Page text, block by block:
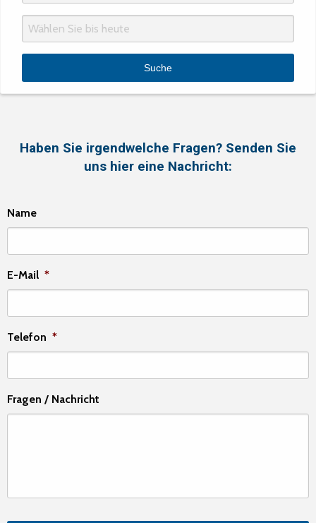
Haben Sie irgendwelche Fragen? Senden Sie
uns hier eine Nachricht:
Name
E-Mail *
Telefon *
Fragen / Nachricht